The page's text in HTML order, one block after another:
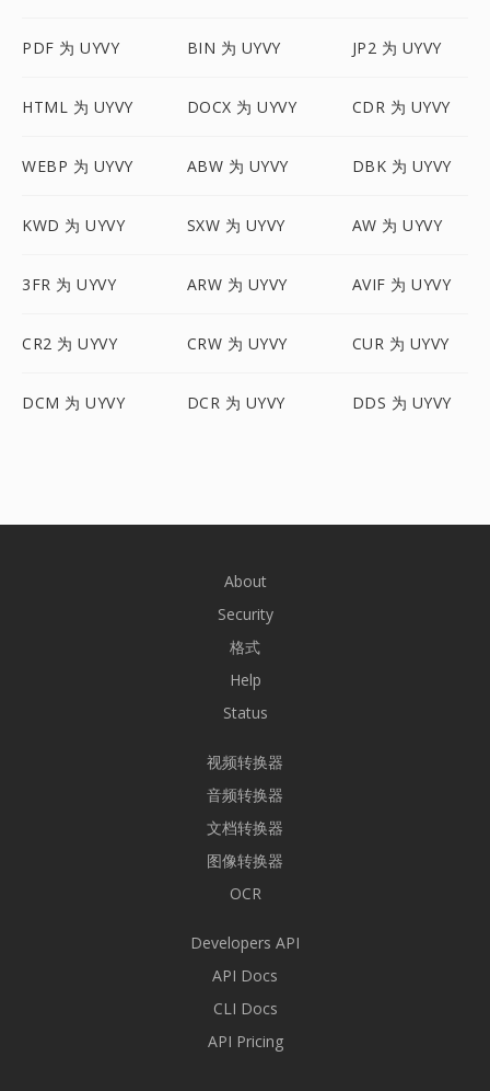
PDF 为 UYVY BIN 为 UYVY JP2 为 UYVY
HTML 为 UYVY DOCX 为 UYVY CDR 为 UYVY
WEBP 为 UYVY ABW 为 UYVY DBK 为 UYVY
KWD 为 UYVY SXW 为 UYVY AW 为 UYVY
3FR 为 UYVY ARW 为 UYVY AVIF 为 UYVY
CR2 为 UYVY CRW 为 UYVY CUR 为 UYVY
DCM 为 UYVY DCR 为 UYVY DDS 为 UYVY
About
Security
格式
Help
Status
视频转换器
音频转换器
文档转换器
图像转换器
OCR
Developers API
API Docs
CLI Docs
API Pricing